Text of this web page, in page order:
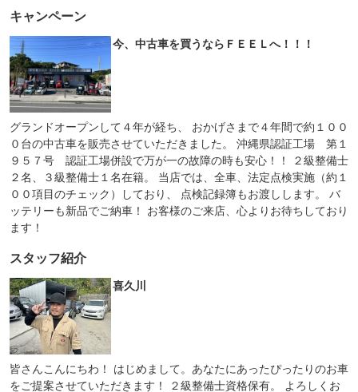
キャンペーン
今、中古車を買うならＦＥＥＬへ！！！
グランドオープンして４年が経ち、 おかげさまで４年間で約１００
０台の中古車を販売させていただきました。 沖縄県認証工場 第１
９５７号 認証工場併設で万が一の故障の時も安心！！ ２級整備士
２名、３級整備士１名在籍。 当店では、全車、法定点検実施（約１
００項目のチェック）しており、 点検記録簿もお渡しします。 バ
ッテリーも新品でご納車！ お客様のご来店、心よりお待ちしており
ます！
スタッフ紹介
喜久川
皆さんこんにちわ！ はじめまして。あなたにあったぴったりのお車
をご提案させていただきます！ ２級整備士資格保有。 よろしくお